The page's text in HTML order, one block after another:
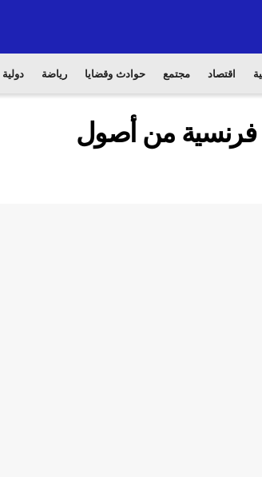
اقتصاد مجتمع حوادث وقضايا رياضة دولية
فرنسية من أصول